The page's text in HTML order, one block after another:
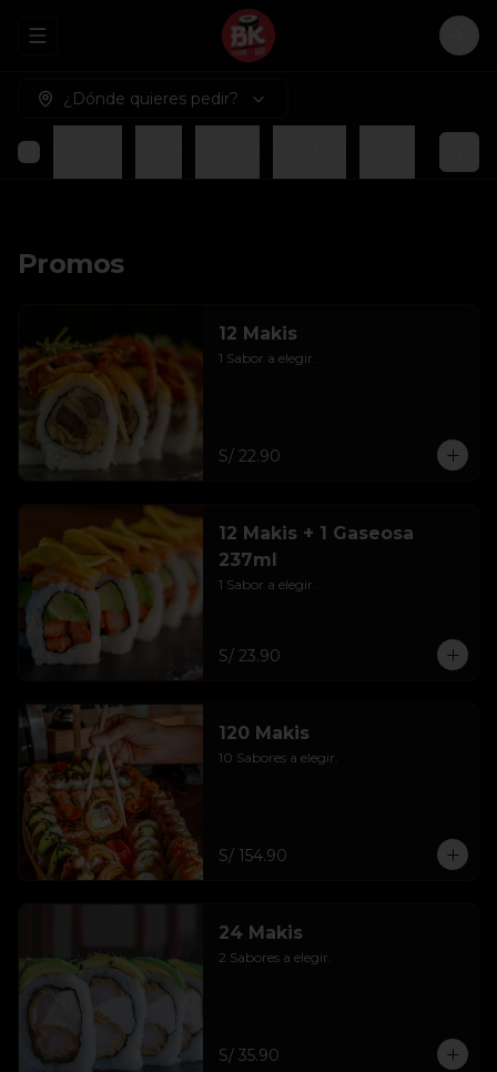
Abrir menu de navegación
¿Dónde quieres pedir?
Promos
12 Makis
1 Sabor a elegir.
S/ 22.90
12 Makis + 1 Gaseosa
237ml
1 Sabor a elegir.
S/ 23.90
120 Makis
10 Sabores a elegir.
S/ 154.90
24 Makis
2 Sabores a elegir.
S/ 35.90